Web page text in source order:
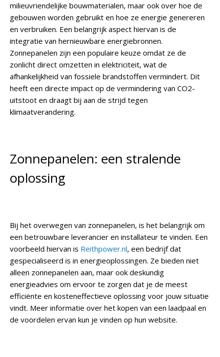
milieuvriendelijke bouwmaterialen, maar ook over hoe de
gebouwen worden gebruikt en hoe ze energie genereren
en verbruiken. Een belangrijk aspect hiervan is de
integratie van hernieuwbare energiebronnen.
Zonnepanelen zijn een populaire keuze omdat ze de
zonlicht direct omzetten in elektriciteit, wat de
afhankelijkheid van fossiele brandstoffen vermindert. Dit
heeft een directe impact op de vermindering van CO2-
uitstoot en draagt bij aan de strijd tegen
klimaatverandering.
Zonnepanelen: een stralende
oplossing
Bij het overwegen van zonnepanelen, is het belangrijk om
een betrouwbare leverancier en installateur te vinden. Een
voorbeeld hiervan is Reithpower.nl, een bedrijf dat
gespecialiseerd is in energieoplossingen. Ze bieden niet
alleen zonnepanelen aan, maar ook deskundig
energieadvies om ervoor te zorgen dat je de meest
efficiënte en kosteneffectieve oplossing voor jouw situatie
vindt. Meer informatie over het kopen van een laadpaal en
de voordelen ervan kun je vinden op hun website.